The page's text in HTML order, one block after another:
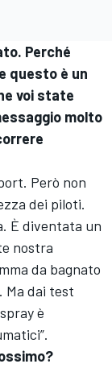
Perché
questo è un
voi state
molto
Però non
dei piloti.
È diventata un
nostra
da bagnato
Ma dai test
è